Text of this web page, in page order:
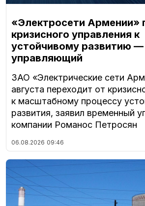
«Электросети Армении»
кризисного управления к
устойчивому развитию —
управляющий
ЗАО «Электрические сети
августа переходит от
к масштабному процессу
развития, заявил временный
компании Романос Петросян
06.08.2026 09:46